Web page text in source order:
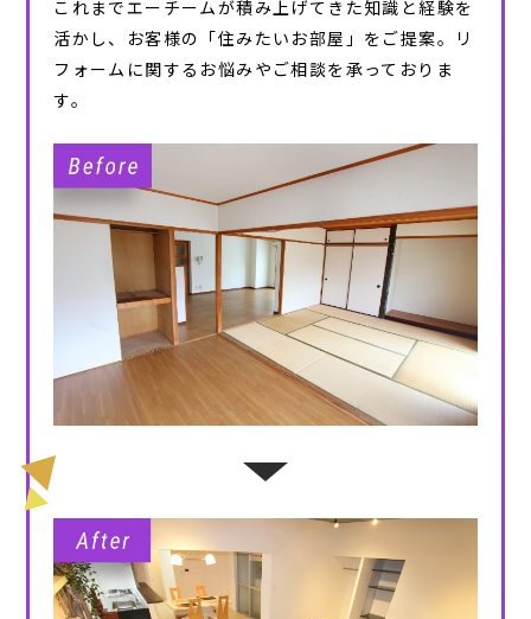
これまでエーチームが積み上げてきた知識と経験を
活かし、お客様の「住みたいお部屋」をご提案。リ
フォームに関するお悩みやご相談を承っておりま
す。